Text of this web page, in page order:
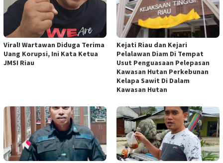
Viral! Wartawan Diduga Terima
Uang Korupsi, Ini Kata Ketua
JMSI Riau
Kejati Riau dan Kejari
Pelalawan Diam Di Tempat
Usut Penguasaan Pelepasan
Kawasan Hutan Perkebunan
Kelapa Sawit Di Dalam
Kawasan Hutan